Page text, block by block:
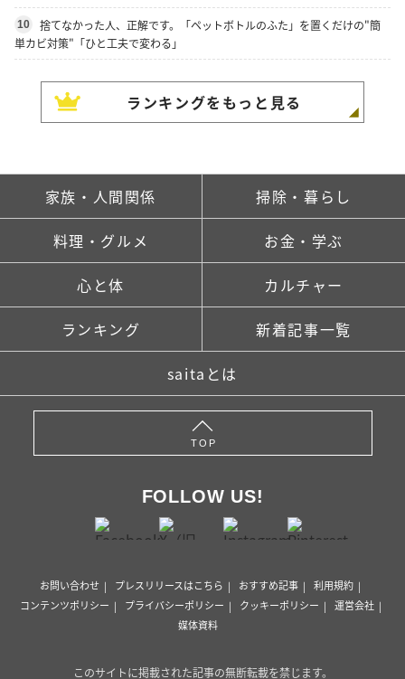
10
捨てなかった人、正解です。「ペットボトルのふた」を置くだけの"簡
単カビ対策"「ひと工夫で変わる」
ランキングをもっと見る
家族・人間関係 掃除・暮らし
料理・グルメ お金・学ぶ
心と体 カルチャー
ランキング 新着記事一覧
saitaとは
TOP
FOLLOW US!
お問い合わせ プレスリリースはこちら おすすめ記事
利用規約
コンテンツポリシー
プライバシーポリシー クッキーポリシー
運営会社
媒体資料
このサイトに掲載された記事の無断転載を禁じます。